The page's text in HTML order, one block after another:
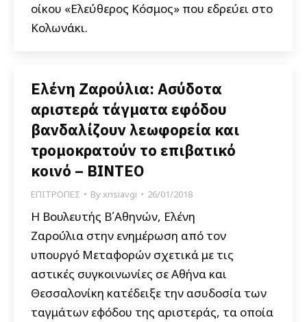
οίκου «Ελεύθερος Κόσμος» που εδρεύει στο
Κολωνάκι.
Ελένη Ζαρούλια: Ασύδοτα
αριστερά τάγματα εφόδου
βανδαλίζουν λεωφορεία και
τρομοκρατούν το επιβατικό
κοινό – ΒΙΝΤΕΟ
ΕΠΙΤΡΟΠΕΣ Byxrisiavgi 26/01/2018
Η Βουλευτής Β΄Αθηνών, Ελένη
Ζαρούλια στην ενημέρωση από τον
υπουργό Μεταφορών σχετικά με τις
αστικές συγκοινωνίες σε Αθήνα και
Θεσσαλονίκη κατέδειξε την ασυδοσία των
ταγμάτων εφόδου της αριστεράς, τα οποία